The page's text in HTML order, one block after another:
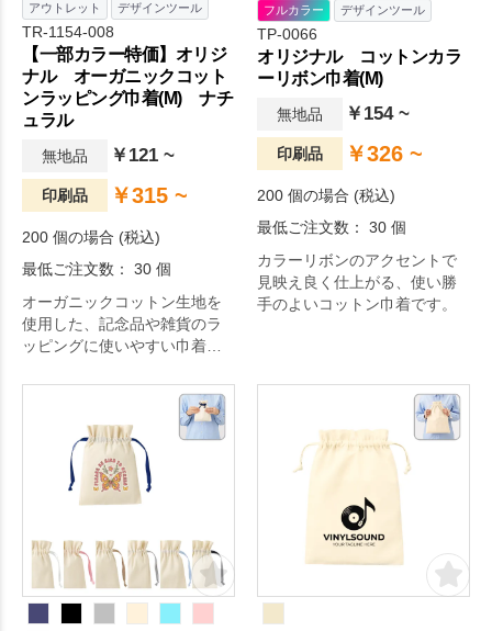
アウトレット
デザインツール
TR-1154-008
【一部カラー特価】オリジ
ナル オーガニックコット
ンラッピング巾着(M) ナチ
ュラル
無地品 ￥121 ~
印刷品 ￥315 ~
200 個の場合 (税込)
最低ご注文数： 30 個
オーガニックコットン生地を
使用した、記念品や雑貨のラ
ッピングに使いやすい巾着で
フルカラー デザインツール
TP-0066
オリジナル コットンカラ
ーリボン巾着(M)
無地品 ￥154 ~
印刷品 ￥326 ~
200 個の場合 (税込)
最低ご注文数： 30 個
カラーリボンのアクセントで
見映え良く仕上がる、使い勝
手のよいコットン巾着です。